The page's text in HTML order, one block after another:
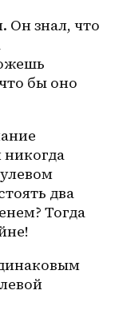
Он знал, что
бы оно
никогда
два
Тогда